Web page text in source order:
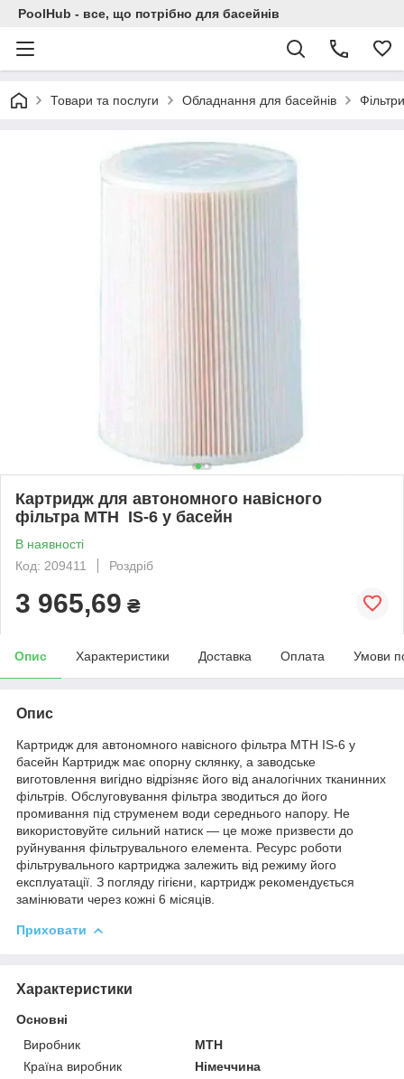
PoolHub - все, що потрібно для басейнів
Товари та послуги Обладнання для басейнів
Картридж для автономного навісного
фільтра MTH IS-6 у басейн
В наявності
Код: 209411
Роздріб
3 965,69 ₴
Опис Характеристики Доставка Оплата Умови
Опис
Картридж для автономного навісного фільтра MTH IS-6 у
басейн Картридж має опорну склянку, а заводське
виготовлення вигідно відрізняє його від аналогічних тканинних
фільтрів. Обслуговування фільтра зводиться до його
промивання під струменем води середнього напору. Не
використовуйте сильний натиск — це може призвести до
руйнування фільтрувального елемента. Ресурс роботи
фільтрувального картриджа залежить від режиму його
експлуатації. З погляду гігієни, картридж рекомендується
замінювати через кожні 6 місяців.
Приховати
Характеристики
Основні
Виробник
MTH
Країна виробник
Німеччина